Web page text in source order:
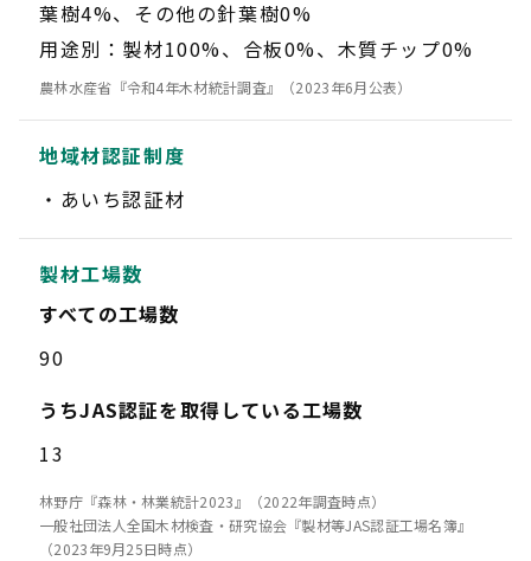
葉樹4%、その他の針葉樹0%
用途別：製材100%、合板0%、木質チップ0%
農林水産省『令和4年木材統計調査』（2023年6月公表）
地域材認証制度
あいち認証材
製材工場数
すべての工場数
90
うちJAS認証を取得している工場数
13
林野庁『森林・林業統計2023』（2022年調査時点）
一般社団法人全国木材検査・研究協会『製材等JAS認証工場名簿』
（2023年9月25日時点）